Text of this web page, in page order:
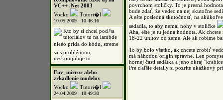
VC++ .Net 2003
Vocko
Tutori�l
10.05.2009 : 10:46:16
Kto by si chcel pod¾a
tutoriálov tu na lambde
nieèo prida do kódu, stretne
sa s problémom,
neskompiluje to.
Env_mirror alebo
zrkadlenie modelov
Vocko
Tutori�l
24.04.2009 : 18:49:30
povrchom stoličky. To je presná
bude zdať, že vedec na nej skutočne
A ešte posledná skutočnosť, na
sedadla, to aby nemal nohy v stoličke
Aha, ešte je tu jedna hodnota. Ak
18-22 unitov od zeme. Ale ak robíme
To by bolo všetko, ak chcete zrobiť
má náhodou origin správne. Len
hornej časti sedátka a jeho okraj
Pre ďaľšie detaily si pozrite ukážkový